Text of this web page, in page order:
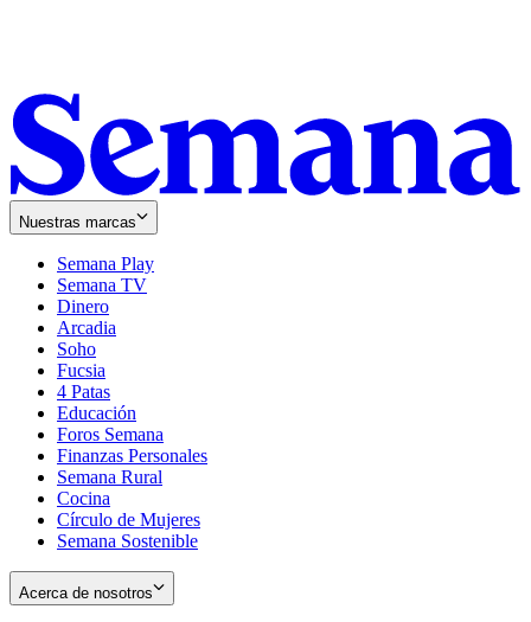
Nuestras marcas
Semana Play
Semana TV
Dinero
Arcadia
Soho
in
new
window
Fucsia
in
new
window
4 Patas
Educación
Foros Semana
Finanzas Personales
Semana Rural
Cocina
Círculo de Mujeres
Semana Sostenible
Acerca de nosotros